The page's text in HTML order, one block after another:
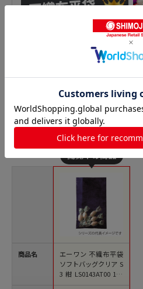
不織布平袋の人気商品との比較
商品名
エーワン 不織布平袋
ソフトバッグクリア S
3 紺 LS0143AT00 100
枚/束（ご注文単位1